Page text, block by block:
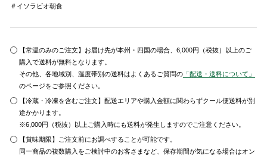
＃イソラビオ朝食
【常温のみのご注文】お届け先が本州・四国の場合、6,000円（税抜）以上のご
購入で送料が無料となります。
その他、各地域別、温度帯別の送料はよくあるご質問の 「配送・送料について」
のページをご参照ください。
【冷蔵・冷凍を含むご注文】配送エリアや購入金額に関わらずクール便送料が別
途かかります。
※6,000円（税抜）以上ご購入時にも送料が発生しますのでご注意ください。
【賞味期限】ご注文前にお調べすることが可能です。
同一商品の複数購入をご検討中のお客さまなど、保存期間が気になる場合はオン